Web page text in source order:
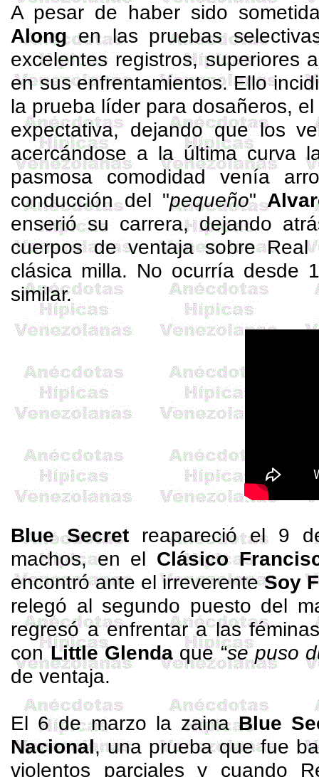
A pesar de haber sido
Alongen las pruebas
excelentes registros,
en sus enfrentamientos. Ello
la prueba líder para dosañeros,
expectativa, dejando que los
acercándose a la última curva
pasmosa comodidad venía
conducción del "pequeño"
enserió su carrera, dejando
cuerpos de ventaja sobre
clásica milla. No ocurría desde
similar.
BlueSecret reapareció el 9
machos, en el Clásico
encontró ante el irreverenteSoy
relegó al segundo puesto del
regresó a enfrentar a las
conLittle Glendaque “se puso
de ventaja.
El 6 de marzo la zainaBlue
Nacional, una prueba que fue
violentos parciales y cuando